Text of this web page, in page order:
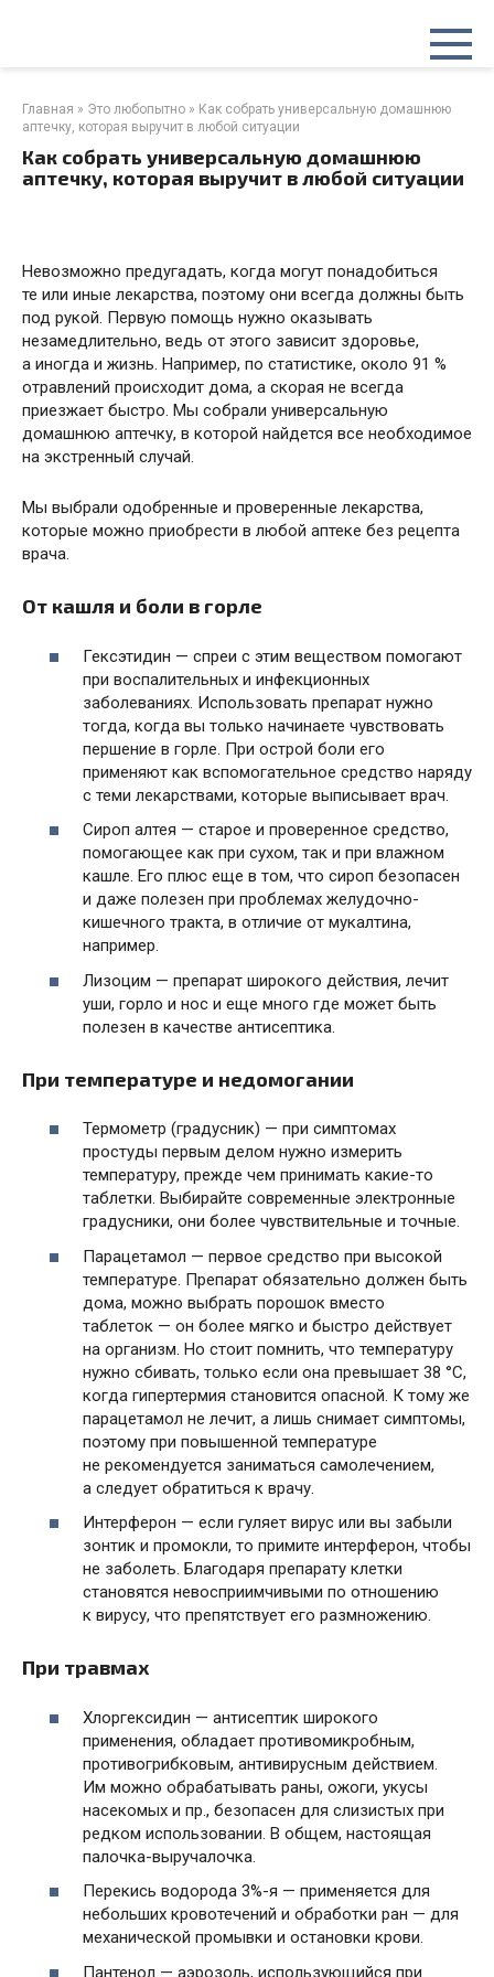
Главная » Это любопытно » Как собрать универсальную домашнюю
аптечку, которая выручит в любой ситуации
Как собрать универсальную домашнюю
аптечку, которая выручит в любой ситуации
Невозможно предугадать, когда могут понадобиться
те или иные лекарства, поэтому они всегда должны быть
под рукой. Первую помощь нужно оказывать
незамедлительно, ведь от этого зависит здоровье,
а иногда и жизнь. Например, по статистике, около 91 %
отравлений происходит дома, а скорая не всегда
приезжает быстро. Мы собрали универсальную
домашнюю аптечку, в которой найдется все необходимое
на экстренный случай.
Мы выбрали одобренные и проверенные лекарства,
которые можно приобрести в любой аптеке без рецепта
врача.
От кашля и боли в горле
Гексэтидин — спреи с этим веществом помогают
при воспалительных и инфекционных
заболеваниях. Использовать препарат нужно
тогда, когда вы только начинаете чувствовать
першение в горле. При острой боли его
применяют как вспомогательное средство наряду
с теми лекарствами, которые выписывает врач.
Сироп алтея — старое и проверенное средство,
помогающее как при сухом, так и при влажном
кашле. Его плюс еще в том, что сироп безопасен
и даже полезен при проблемах желудочно-
кишечного тракта, в отличие от мукалтина,
например.
Лизоцим — препарат широкого действия, лечит
уши, горло и нос и еще много где может быть
полезен в качестве антисептика.
При температуре и недомогании
Термометр (градусник) — при симптомах
простуды первым делом нужно измерить
температуру, прежде чем принимать какие-то
таблетки. Выбирайте современные электронные
градусники, они более чувствительные и точные.
Парацетамол — первое средство при высокой
температуре. Препарат обязательно должен быть
дома, можно выбрать порошок вместо
таблеток — он более мягко и быстро действует
на организм. Но стоит помнить, что температуру
нужно сбивать, только если она превышает 38 °С,
когда гипертермия становится опасной. К тому же
парацетамол не лечит, а лишь снимает симптомы,
поэтому при повышенной температуре
не рекомендуется заниматься самолечением,
а следует обратиться к врачу.
Интерферон — если гуляет вирус или вы забыли
зонтик и промокли, то примите интерферон, чтобы
не заболеть. Благодаря препарату клетки
становятся невосприимчивыми по отношению
к вирусу, что препятствует его размножению.
При травмах
Хлоргексидин — антисептик широкого
применения, обладает противомикробным,
противогрибковым, антивирусным действием.
Им можно обрабатывать раны, ожоги, укусы
насекомых и пр., безопасен для слизистых при
редком использовании. В общем, настоящая
палочка-выручалочка.
Перекись водорода 3%-я — применяется для
небольших кровотечений и обработки ран — для
механической промывки и остановки крови.
Пантенол — аэрозоль, использующийся при